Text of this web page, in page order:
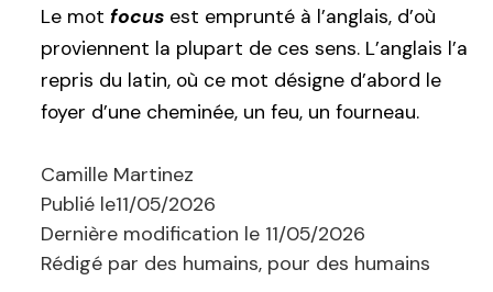
Le mot focus est emprunté à l’anglais, d’où
proviennent la plupart de ces sens. L’anglais l’a
repris du latin, où ce mot désigne d’abord le
foyer d’une cheminée, un feu, un fourneau.
Camille Martinez
Publié le11/05/2026
Dernière modification le 11/05/2026
Rédigé par des humains, pour des humains